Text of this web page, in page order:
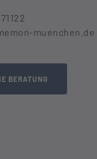
muenchen.de
BERATUNG